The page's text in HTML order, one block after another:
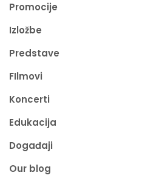
Promocije
Izložbe
Predstave
FIlmovi
Koncerti
Edukacija
Događaji
Our blog